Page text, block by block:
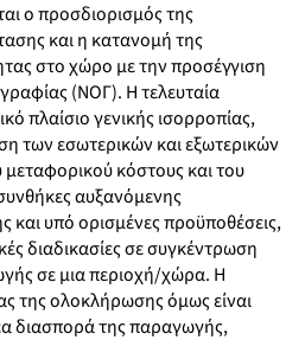
ο προσδιορισμός της
και η κατανομή της
στο χώρο με την προσέγγιση
(ΝΟΓ). Η τελευταία
πλαίσιο γενικής ισορροπίας,
των εσωτερικών και εξωτερικών
κόστους και του
αυξανόμενης
και υπό ορισμένες προϋποθέσεις,
διαδικασίες σε συγκέντρωση
σε μια περιοχή/χώρα. Η
της ολοκλήρωσης όμως είναι
διασπορά της παραγωγής,